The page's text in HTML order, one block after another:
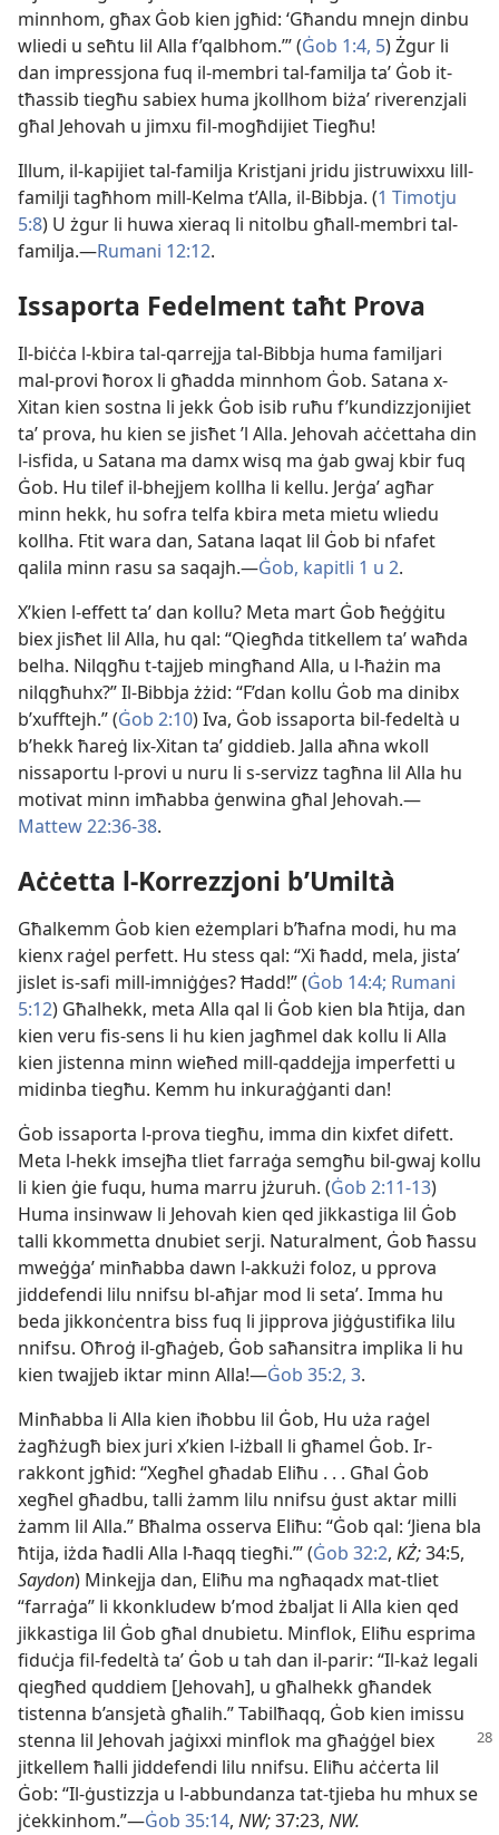
minnhom, għax Ġob kien jgħid: ‘Għandu mnejn dinbu
wliedi u seħtu lil Alla f’qalbhom.’” (Ġob 1:​4, 5) Żgur li
dan impressjona fuq il-​membri tal-​familja taʼ Ġob it-​
tħassib tiegħu sabiex huma jkollhom biżaʼ riverenzjali
għal Jehovah u jimxu fil-​mogħdijiet Tiegħu!
Illum, il-​kapijiet tal-​familja Kristjani jridu jistruwixxu lill-​
familji tagħhom mill-​Kelma t’Alla, il-​Bibbja. (1 Timotju
5:8) U żgur li huwa xieraq li nitolbu għall-​membri tal-​
familja.—Rumani 12:12.
Issaporta Fedelment taħt Prova
Il-​biċċa l-​kbira tal-​qarrejja tal-​Bibbja huma familjari
mal-​provi ħorox li għadda minnhom Ġob. Satana x-​
Xitan kien sostna li jekk Ġob isib ruħu f’kundizzjonijiet
taʼ prova, hu kien se jisħet ’l Alla. Jehovah aċċettaha din
l-​isfida, u Satana ma damx wisq ma ġab gwaj kbir fuq
Ġob. Hu tilef il-​bhejjem kollha li kellu. Jerġaʼ agħar
minn hekk, hu sofra telfa kbira meta mietu wliedu
kollha. Ftit wara dan, Satana laqat lil Ġob bi nfafet
qalila minn rasu sa saqajh.—Ġob, kapitli 1 u 2.
X’kien l-​effett taʼ dan kollu? Meta mart Ġob ħeġġitu
biex jisħet lil Alla, hu qal: “Qiegħda titkellem taʼ waħda
belha. Nilqgħu t-​tajjeb mingħand Alla, u l-​ħażin ma
nilqgħuhx?” Il-​Bibbja żżid: “F’dan kollu Ġob ma dinibx
b’xufftejh.” (Ġob 2:10) Iva, Ġob issaporta bil-​fedeltà u
b’hekk ħareġ lix-​Xitan taʼ giddieb. Jalla aħna wkoll
nissaportu l-​provi u nuru li s-​servizz tagħna lil Alla hu
motivat minn imħabba ġenwina għal Jehovah.—
Mattew 22:​36-38.
Aċċetta l-​Korrezzjoni b’Umiltà
Għalkemm Ġob kien eżemplari b’ħafna modi, hu ma
kienx raġel perfett. Hu stess qal: “Xi ħadd, mela, jistaʼ
jislet is-​safi mill-​imniġġes? Ħadd!” (Ġob 14:4; Rumani
5:12) Għalhekk, meta Alla qal li Ġob kien bla ħtija, dan
kien veru fis-​sens li hu kien jagħmel dak kollu li Alla
kien jistenna minn wieħed mill-​qaddejja imperfetti u
midinba tiegħu. Kemm hu inkuraġġanti dan!
Ġob issaporta l-​prova tiegħu, imma din kixfet difett.
Meta l-​hekk imsejħa tliet farraġa semgħu bil-​gwaj kollu
li kien ġie fuqu, huma marru jżuruh. (Ġob 2:​11-13)
Huma insinwaw li Jehovah kien qed jikkastiga lil Ġob
talli kkommetta dnubiet serji. Naturalment, Ġob ħassu
mweġġaʼ minħabba dawn l-​akkużi foloz, u pprova
jiddefendi lilu nnifsu bl-​aħjar mod li setaʼ. Imma hu
beda jikkonċentra biss fuq li jipprova jiġġustifika lilu
nnifsu. Oħroġ il-​għaġeb, Ġob saħansitra implika li hu
kien twajjeb iktar minn Alla!—Ġob 35:​2, 3.
Minħabba li Alla kien iħobbu lil Ġob, Hu uża raġel
żagħżugħ biex juri x’kien l-​iżball li għamel Ġob. Ir-​
rakkont jgħid: “Xegħel għadab Eliħu . . . Għal Ġob
xegħel għadbu, talli żamm lilu nnifsu ġust aktar milli
żamm lil Alla.” Bħalma osserva Eliħu: “Ġob qal: ‘Jiena bla
ħtija, iżda ħadli Alla l-​ħaqq tiegħi.’” (Ġob 32:​2, KŻ;34:​5,
Saydon) Minkejja dan, Eliħu ma ngħaqadx mat-​tliet
“farraġa” li kkonkludew b’mod żbaljat li Alla kien qed
jikkastiga lil Ġob għal dnubietu. Minflok, Eliħu esprima
fiduċja fil-​fedeltà taʼ Ġob u tah dan il-​parir: “Il-​każ legali
qiegħed quddiem [Jehovah], u għalhekk għandek
tistenna b’ansjetà għalih.” Tabilħaqq, Ġob kien imissu
stenna lil Jehovah jaġixxi minflok ma għaġġel biex
jitkellem ħalli jiddefendi lilu nnifsu. Eliħu aċċerta lil
Ġob: “Il-​ġustizzja u l-​abbundanza tat-​tjieba hu mhux se
jċekkinhom.”—Ġob 35:​14, NW;37:​23, NW.